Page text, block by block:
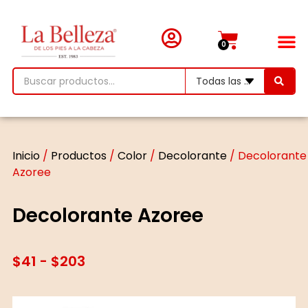
0
Inicio/ Productos/ Color/ Decolorante/ Decolorante
Azoree
Decolorante Azoree
$41 - $203